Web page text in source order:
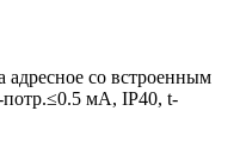
адресное со встроенным
мА, IP40, t-